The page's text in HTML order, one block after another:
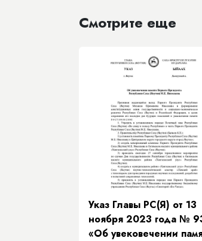
Смотрите еще
Указ Главы РС(Я) от 13
ноября 2023 года №
«Об увековечении